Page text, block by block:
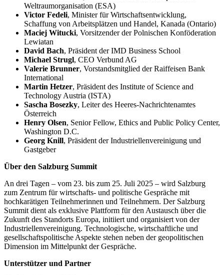
Weltraumorganisation (ESA)
Victor Fedeli, Minister für Wirtschaftsentwicklung,
Schaffung von Arbeitsplätzen und Handel, Kanada (Ontario)
Maciej Witucki, Vorsitzender der Polnischen Konföderation
Lewiatan
David Bach, Präsident der IMD Business School
Michael Strugl, CEO Verbund AG
Valerie Brunner, Vorstandsmitglied der Raiffeisen Bank
International
Martin Hetzer, Präsident des Institute of Science and
Technology Austria (ISTA)
Sascha Bosezky, Leiter des Heeres-Nachrichtenamtes
Österreich
Henry Olsen, Senior Fellow, Ethics and Public Policy Center,
Washington D.C.
Georg Knill, Präsident der Industriellenvereinigung und
Gastgeber
Über den Salzburg Summit
An drei Tagen – vom 23. bis zum 25. Juli 2025 – wird Salzburg
zum Zentrum für wirtschafts- und politische Gespräche mit
hochkarätigen Teilnehmerinnen und Teilnehmern. Der Salzburg
Summit dient als exklusive Plattform für den Austausch über die
Zukunft des Standorts Europa, initiiert und organisiert von der
Industriellenvereinigung. Technologische, wirtschaftliche und
gesellschaftspolitische Aspekte stehen neben der geopolitischen
Dimension im Mittelpunkt der Gespräche.
Unterstützer und Partner